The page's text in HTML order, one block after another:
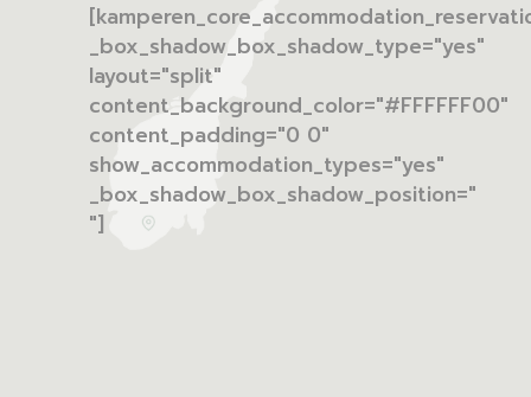
_box_shadow_box_shadow_type="yes"
layout="split"
content_background_color="#FFFFFF00"
content_padding="0 0"
show_accommodation_types="yes"
_box_shadow_box_shadow_position="
"]